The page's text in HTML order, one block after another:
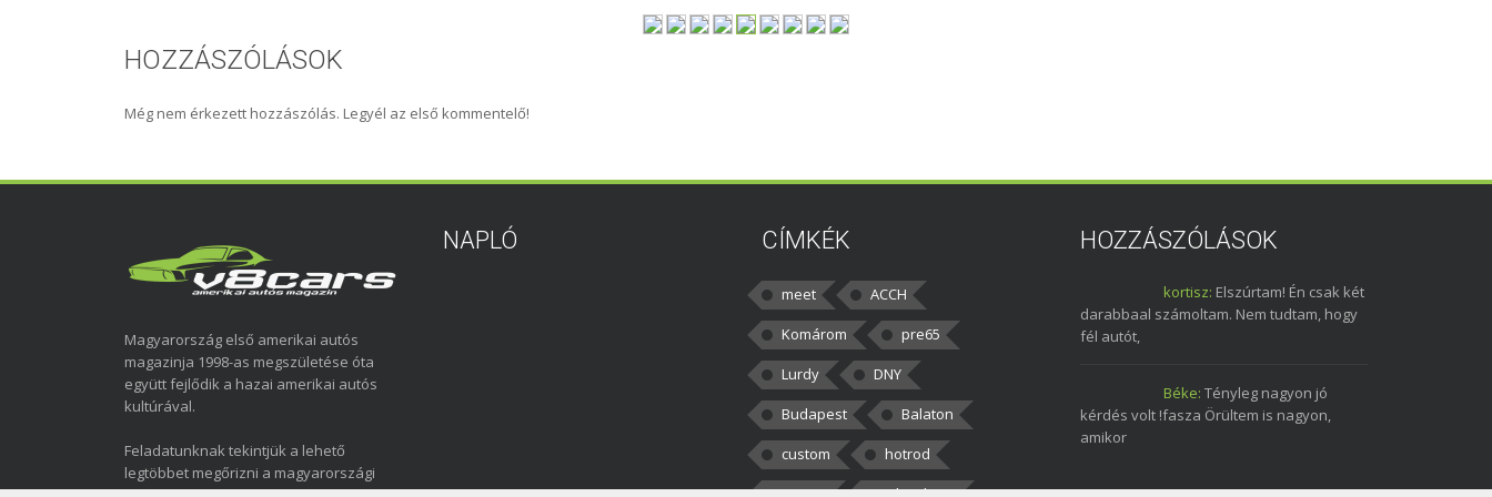
HOZZÁSZÓLÁSOK
Még nem érkezett hozzászólás. Legyél az első kommentelő!
Magyarország első amerikai autós
magazinja 1998-as megszületése óta
együtt fejlődik a hazai amerikai autós
kultúrával.
Feladatunknak tekintjük a lehető
legtöbbet megőrizni a magyarországi
NAPLÓ CÍMKÉK
meet
ACCH
Komárom
pre65
Lurdy
DNY
Budapest
Balaton
custom
hotrod
HOZZÁSZÓLÁSOK
kortisz: Elszúrtam! Én csak két
darabbaal számoltam. Nem tudtam, hogy
fél autót,
Béke: Tényleg nagyon jó
kérdés volt !fasza Örültem is nagyon,
amikor